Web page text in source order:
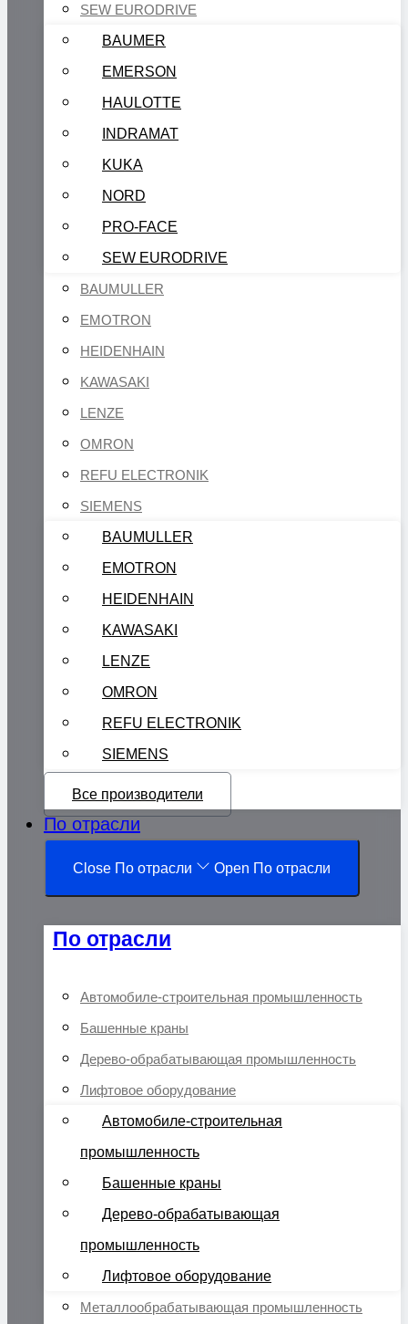
SEW EURODRIVE
BAUMER
EMERSON
HAULOTTE
INDRAMAT
KUKA
NORD
PRO-FACE
SEW EURODRIVE
BAUMULLER
EMOTRON
HEIDENHAIN
KAWASAKI
LENZE
OMRON
REFU ELECTRONIK
SIEMENS
BAUMULLER
EMOTRON
HEIDENHAIN
KAWASAKI
LENZE
OMRON
REFU ELECTRONIK
SIEMENS
Все производители
По отрасли
Close По отрасли Open По отрасли
По отрасли
Автомобиле-строительная промышленность
Башенные краны
Дерево-обрабатывающая промышленность
Лифтовое оборудование
Автомобиле-строительная
промышленность
Башенные краны
Дерево-обрабатывающая
промышленность
Лифтовое оборудование
Металлообрабатывающая промышленность